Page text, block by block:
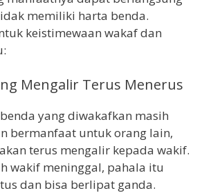
memiliki harta benda.
keistimewaan wakaf dan
Mengalir Terus Menerus
yang diwakafkan masih
bermanfaat untuk orang lain,
terus mengalir kepada wakif.
wakif meninggal, pahala itu
dan bisa berlipat ganda.